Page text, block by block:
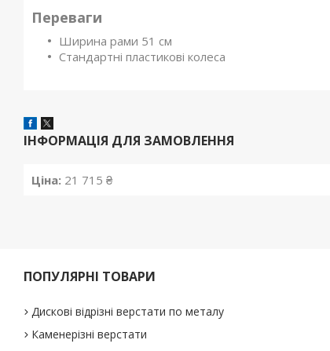
Переваги
Ширина рами 51 см
Стандартні пластикові колеса
ІНФОРМАЦІЯ ДЛЯ ЗАМОВЛЕННЯ
Ціна: 21 715 ₴
ПОПУЛЯРНІ ТОВАРИ
Дискові відрізні верстати по металу
Каменерізні верстати